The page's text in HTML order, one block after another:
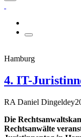
Hamburg
4. IT-
RA Daniel Dingeldey
Die
Rechtsanwälte